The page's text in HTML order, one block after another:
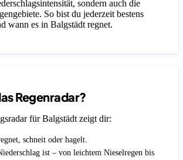
sondern auch die
So bist du jederzeit bestens
wann es in Balgstädt regnet.
Regenradar?
für Balgstädt zeigt dir:
schneit oder hagelt.
ist – von leichtem Nieselregen bis